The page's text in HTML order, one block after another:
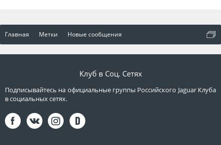
Главная Метки Новые сообщения
Клуб в Соц. Сетях
Подписывайтесь на официальные группы Российского Jaguar Клуба
в социальных сетях.